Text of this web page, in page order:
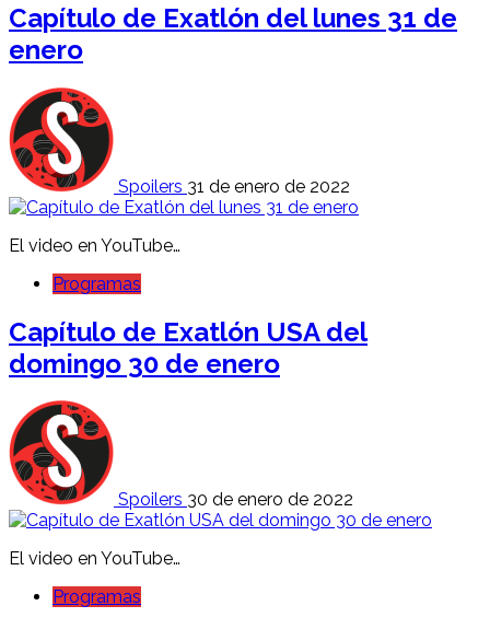
Capítulo de Exatlón del lunes 31 de
enero
Spoilers 31 de enero de 2022
El video en YouTube…
Programas
Capítulo de Exatlón USA del
domingo 30 de enero
Spoilers 30 de enero de 2022
El video en YouTube…
Programas